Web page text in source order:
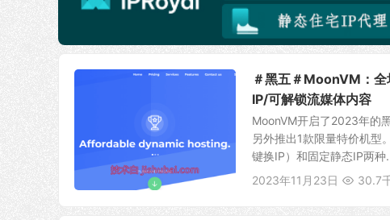
＃黑五＃MoonVM：
IP/可解锁流媒体内容
MoonVM开启了2023年的
另外推出1款限量特价机型
键换IP）和固定静态IP两种
2023年11月23日
30.7